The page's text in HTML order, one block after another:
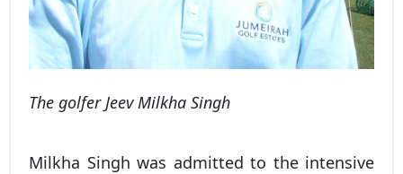
The golfer Jeev Milkha Singh
Milkha Singh was admitted to the intensive